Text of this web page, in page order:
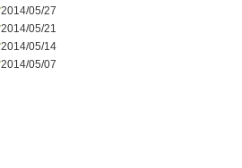
2014/05/27
2014/05/21
2014/05/14
2014/05/07